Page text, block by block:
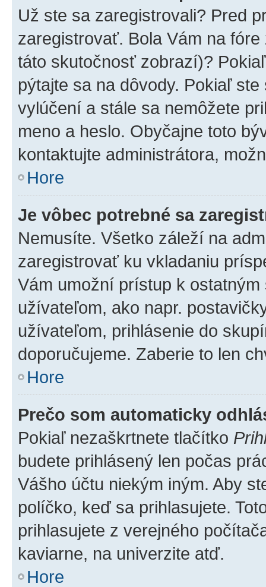
Už ste sa zaregistrovali? Pred
zaregistrovať. Bola Vám na
táto skutočnosť zobrazí)?
pýtajte sa na dôvody. Pokiaľ
vylúčení a stále sa nemôžete
meno a heslo. Obyčajne toto
kontaktujte administrátora,
Hore
Je vôbec potrebné sa
Nemusíte. Všetko záleží na
zaregistrovať ku vkladaniu
Vám umožní prístup k
užívateľom, ako napr.
užívateľom, prihlásenie do
doporučujeme. Zaberie to len
Hore
Prečo som automaticky
Pokiaľ nezaškrtnete tlačítko
budete prihlásený len počas
Vášho účtu niekým iným. Aby
políčko, keď sa prihlasujete.
prihlasujete z verejného
kaviarne, na univerzite atď.
Hore